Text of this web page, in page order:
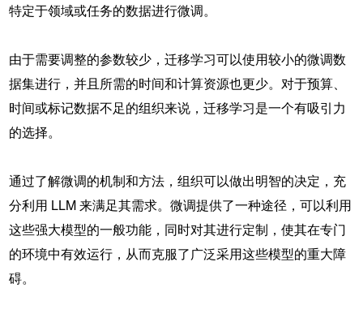
特定于领域或任务的数据进行微调。
由于需要调整的参数较少，迁移学习可以使用较小的微调数
据集进行，并且所需的时间和计算资源也更少。对于预算、
时间或标记数据不足的组织来说，迁移学习是一个有吸引力
的选择。
通过了解微调的机制和方法，组织可以做出明智的决定，充
分利用 LLM 来满足其需求。微调提供了一种途径，可以利用
这些强大模型的一般功能，同时对其进行定制，使其在专门
的环境中有效运行，从而克服了广泛采用这些模型的重大障
碍。